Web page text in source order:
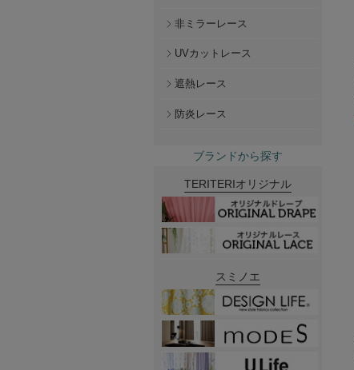
非ミラーレース
UVカットレース
遮熱レース
防炎レース
ブランドから探す
TERITERIオリジナル
スミノエ